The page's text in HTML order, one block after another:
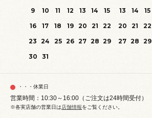
9
10 11 12 13 14
15
16
17 18 19 20 21
22
23 24 25 26 27 28 29
30
31
13
14 15
20
21 22
27 28 29
・・・休業日
営業時間：10:30～16:00（ご注文は24時間受付）
※各実店舗の営業日は店舗情報をご覧ください。